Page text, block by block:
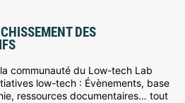
DES
communauté du Low-tech Lab
low-tech : Évènements, base
ressources documentaires… tout